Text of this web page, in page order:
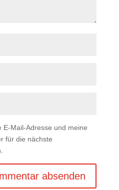
E-Mail-Adresse und meine
für die nächste